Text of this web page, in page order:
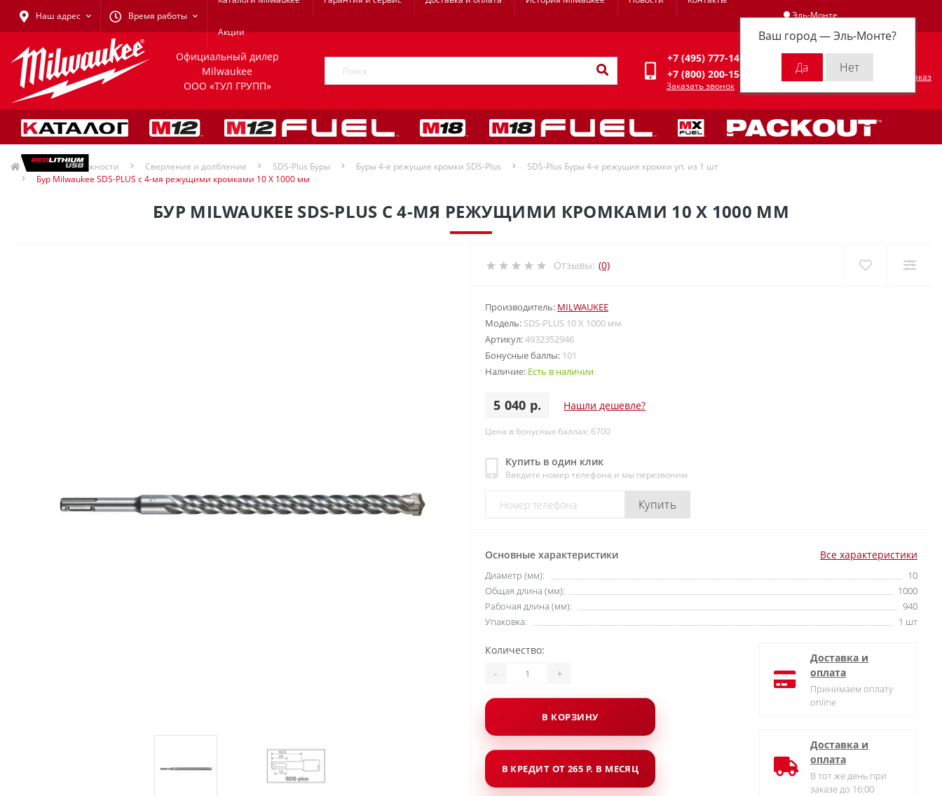
Наш адрес Время работы
Акции
Эль-Монте
Ваш город —Эль-Монте?
Личный кабинет
Официальный дилер
Milwaukee
ООО «ТУЛ ГРУПП»
+7 (495) 777-14-94
+7 (800) 200-15-94
Заказать звонок
Оформить заказ
Принадлежности Сверление и долбление SDS-Plus Буры Буры 4-е режущие кромки SDS-Plus
SDS-Plus Буры 4-е режущие кромки уп. из 1 шт
Бур Milwaukee SDS-PLUS с 4-мя режущими кромками 10 X 1000 мм
БУР MILWAUKEE SDS-PLUS С 4-МЯ РЕЖУЩИМИ КРОМКАМИ 10 X 1000 ММ
Отзывы: (0)
Производитель: MILWAUKEE
Модель: SDS-PLUS 10 X 1000 мм
Артикул:4932352946
Бонусные баллы: 101
Наличие: Есть в наличии
5 040 р. Нашли дешевле?
Цена в бонусных баллах: 6700
Купить в один клик
Введите номер телефона и мы перезвоним
Купить
Основные характеристики Все характеристики
Диаметр (мм):
10
Общая длина (мм):
1000
Рабочая длина (мм):
940
Упаковка:
1 шт
Количество:
- +
В КОРЗИНУ
В КРЕДИТ ОТ 265 Р. В МЕСЯЦ
Доставка и
оплата
Принимаем оплату
online
Доставка и
оплата
В тот же день при
заказе до 16:00